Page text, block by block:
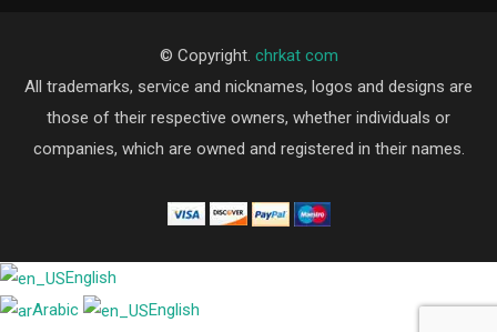
© Copyright. chrkat com
All trademarks, service and nicknames, logos and designs are
those of their respective owners, whether individuals or
companies, which are owned and registered in their names.
English
Arabic
English